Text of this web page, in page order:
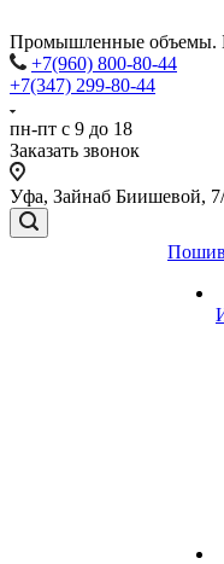
Промышленные объемы.
+7(960) 800-80-44
+7(347) 299-80-44
пн-пт с 9 до 18
Заказать звонок
Уфа, Зайнаб Биишевой,